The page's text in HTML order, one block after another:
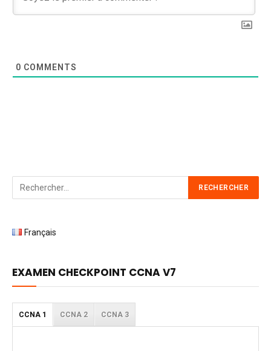
0 COMMENTS
Français
EXAMEN CHECKPOINT CCNA V7
CCNA 1 CCNA 2 CCNA 3